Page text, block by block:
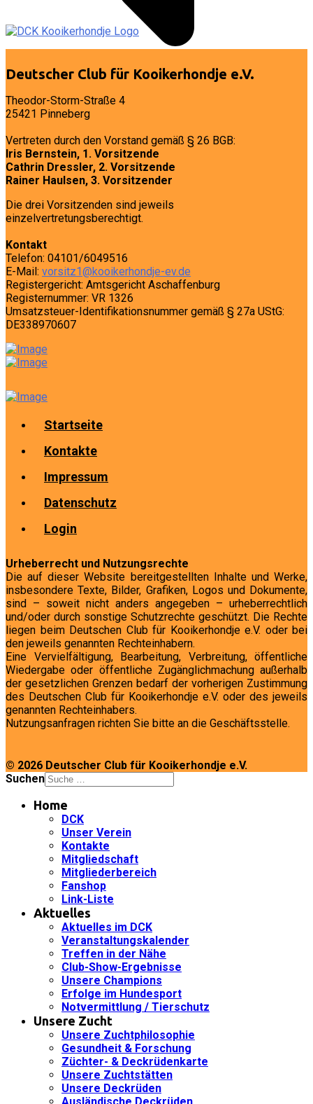
Deutscher Club für Kooikerhondje e.V.
Theodor-Storm-Straße 4
25421 Pinneberg
Vertreten durch den Vorstand gemäß § 26 BGB:
Iris Bernstein, 1. Vorsitzende
Cathrin Dressler, 2. Vorsitzende
Rainer Haulsen, 3. Vorsitzender
Die drei Vorsitzenden sind jeweils
einzelvertretungsberechtigt.
Kontakt
Telefon: 04101/6049516
E-Mail: vorsitz1@kooikerhondje-ev.de
Registergericht: Amtsgericht Aschaffenburg
Registernummer: VR 1326
Umsatzsteuer-Identifikationsnummer gemäß § 27a UStG:
DE338970607
Startseite
Kontakte
Impressum
Datenschutz
Login
Urheberrecht und Nutzungsrechte
Die auf dieser Website bereitgestellten Inhalte und Werke,
insbesondere Texte, Bilder, Grafiken, Logos und Dokumente,
sind – soweit nicht anders angegeben – urheberrechtlich
und/oder durch sonstige Schutzrechte geschützt. Die Rechte
liegen beim Deutschen Club für Kooikerhondje e.V. oder bei
den jeweils genannten Rechteinhabern.
Eine Vervielfältigung, Bearbeitung, Verbreitung, öffentliche
Wiedergabe oder öffentliche Zugänglichmachung außerhalb
der gesetzlichen Grenzen bedarf der vorherigen Zustimmung
des Deutschen Club für Kooikerhondje e.V. oder des jeweils
genannten Rechteinhabers.
Nutzungsanfragen richten Sie bitte an die Geschäftsstelle.
© 2026 Deutscher Club für Kooikerhondje e.V.
Suchen
Home
DCK
Unser Verein
Kontakte
Mitgliedschaft
Mitgliederbereich
Fanshop
Link-Liste
Aktuelles
Aktuelles im DCK
Veranstaltungskalender
Treffen in der Nähe
Club-Show-Ergebnisse
Unsere Champions
Erfolge im Hundesport
Notvermittlung / Tierschutz
Unsere Zucht
Unsere Zuchtphilosophie
Gesundheit & Forschung
Züchter- & Deckrüdenkarte
Unsere Zuchtstätten
Unsere Deckrüden